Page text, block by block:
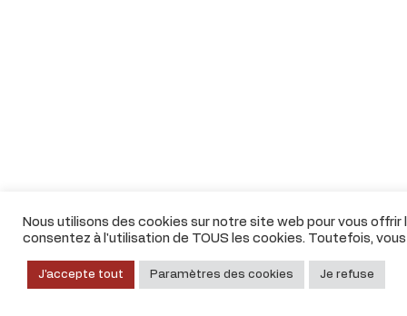
Nous utilisons des cookies sur notre site web pour vous
consentez à l'utilisation de TOUS les cookies. Toutefois,
J'accepte tout Paramètres des cookies Je refuse